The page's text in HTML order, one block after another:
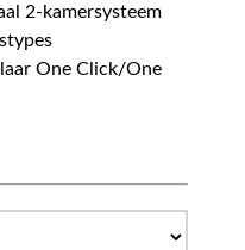
2-kamersysteem
One Click/One